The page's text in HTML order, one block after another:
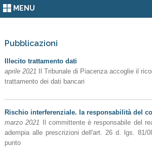
MENU
Pubblicazioni
Illecito trattamento dati
aprile 2021 Il Tribunale di Piacenza accoglie il
trattamento dei dati bancari
Rischio interferenziale. la responsabilità del
marzo 2021 Il committente è responsabile del
adempia alle prescrizioni dell'art. 26 d. lgs. 81/
punto